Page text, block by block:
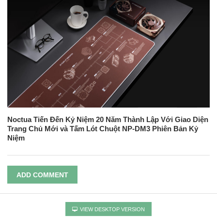
Noctua Tiến Đến Kỷ Niệm 20 Năm Thành Lập Với Giao Diện
Trang Chủ Mới và Tấm Lót Chuột NP-DM3 Phiên Bản Kỷ
Niệm
ADD COMMENT
VIEW DESKTOP VERSION